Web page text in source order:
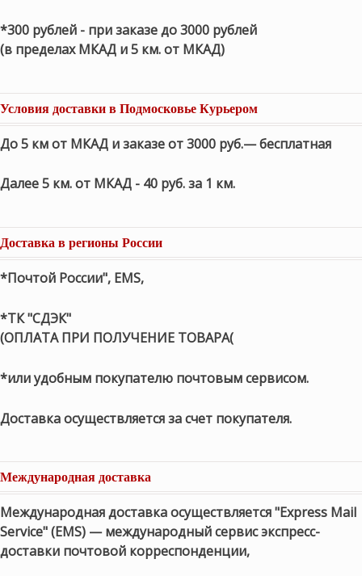
*300 рублей - при заказе до 3000 рублей
(в пределах МКАД и 5 км. от МКАД)
Условия доставки в Подмосковье Курьером
До 5 км от МКАД и заказе от 3000 руб.— бесплатная
Далее 5 км. от МКАД - 40 руб. за 1 км.
Доставка в регионы России
*Почтой России", EMS,
*ТК "СДЭК"
(ОПЛАТА ПРИ ПОЛУЧЕНИЕ ТОВАРА(
*или удобным покупателю почтовым сервисом.
Доставка осуществляется за счет покупателя.
Международная доставка
Международная доставка осуществляется "Express Mail
Service" (EMS) — международный сервис экспресс-
доставки почтовой корреспонденции,